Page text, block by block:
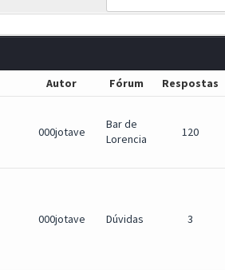
Autor Fórum Respostas
000jotave
Bar de
Lorencia
120
000jotave Dúvidas 3